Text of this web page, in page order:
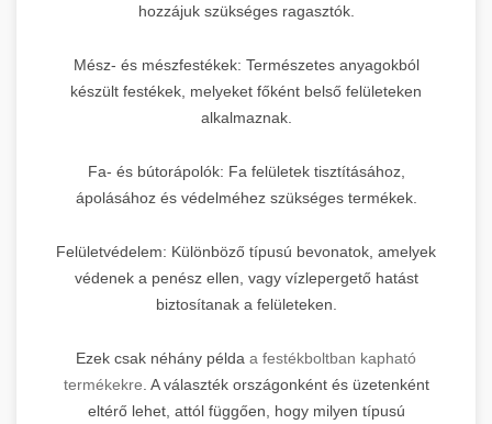
hozzájuk szükséges ragasztók.
Mész- és mészfestékek: Természetes anyagokból
készült festékek, melyeket főként belső felületeken
alkalmaznak.
Fa- és bútorápolók: Fa felületek tisztításához,
ápolásához és védelméhez szükséges termékek.
Felületvédelem: Különböző típusú bevonatok, amelyek
védenek a penész ellen, vagy vízlepergető hatást
biztosítanak a felületeken.
Ezek csak néhány példa a festékboltban kapható
termékekre . A választék országonként és üzetenként
eltérő lehet, attól függően, hogy milyen típusú